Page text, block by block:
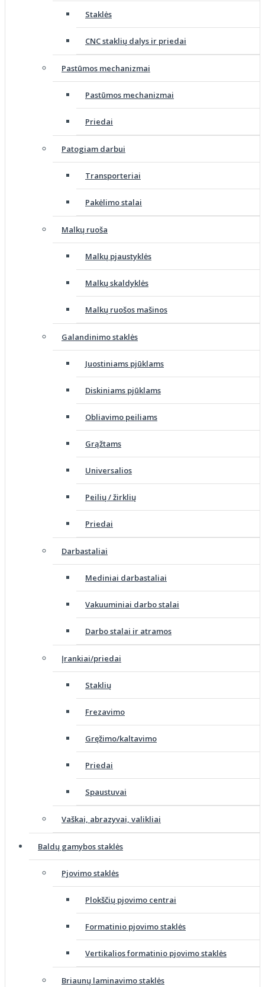
Staklės
CNC staklių dalys ir priedai
Pastūmos mechanizmai
Pastūmos mechanizmai
Priedai
Patogiam darbui
Transporteriai
Pakėlimo stalai
Malkų ruoša
Malkų pjaustyklės
Malkų skaldyklės
Malkų ruošos mašinos
Galandinimo staklės
Juostiniams pjūklams
Diskiniams pjūklams
Obliavimo peiliams
Grąžtams
Universalios
Peilių / žirklių
Priedai
Darbastaliai
Mediniai darbastaliai
Vakuuminiai darbo stalai
Darbo stalai ir atramos
Įrankiai/priedai
Staklių
Frezavimo
Gręžimo/kaltavimo
Priedai
Spaustuvai
Vaškai, abrazyvai, valikliai
Baldų gamybos staklės
Pjovimo staklės
Plokščių pjovimo centrai
Formatinio pjovimo staklės
Vertikalios formatinio pjovimo staklės
Briaunų laminavimo staklės